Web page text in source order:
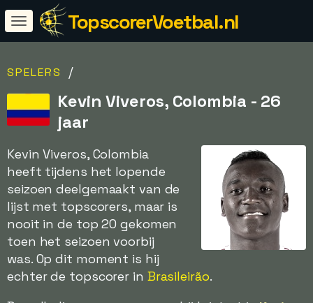
TopscorerVoetbal.nl
SPELERS /
Kevin Viveros, Colombia - 26
jaar
Kevin Viveros, Colombia
heeft tijdens het lopende
seizoen deelgemaakt van de
lijst met topscorers, maar is
nooit in de top 20 gekomen
toen het seizoen voorbij
was. Op dit moment is hij
echter de topscorer in Brasileirão.